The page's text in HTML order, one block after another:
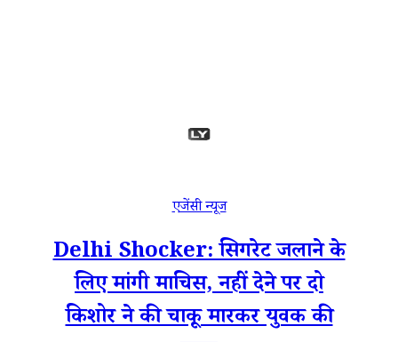
एजेंसी न्यूज
Delhi Shocker: सिगरेट जलाने के
लिए मांगी माचिस, नहीं देने पर दो
किशोर ने की चाकू मारकर युवक की